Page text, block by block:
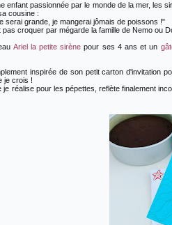
enfant passionnée par le monde de la mer, les
cousine :
serai grande, je mangerai jômais de poissons !"
pas croquer par mégarde la famille de Nemo ou
Ariel la petite sirène pour ses 4 ans et un
inspirée de son petit carton d'invitation
je crois !
je réalise pour les pépettes, reflète finalement